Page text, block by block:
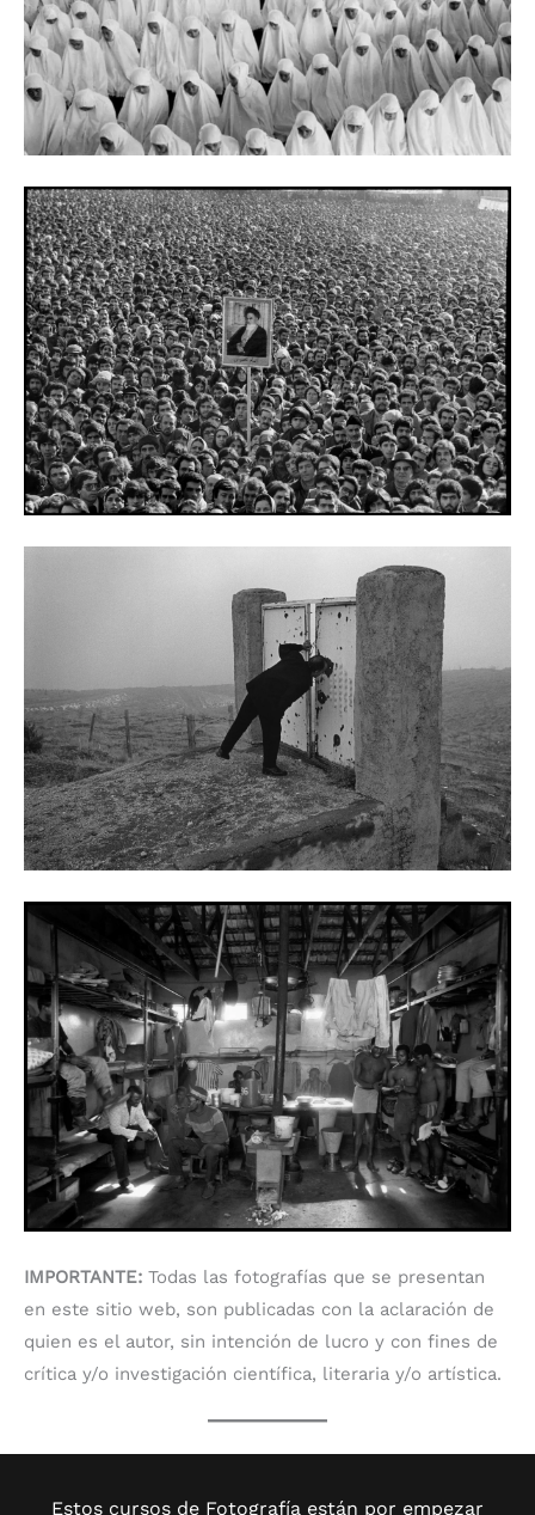
IMPORTANTE: Todas las fotografías que se presentan
en este sitio web, son publicadas con la aclaración de
quien es el autor, sin intención de lucro y con fines de
crítica y/o investigación científica, literaria y/o artística.
Estos cursos de Fotografía están por empezar